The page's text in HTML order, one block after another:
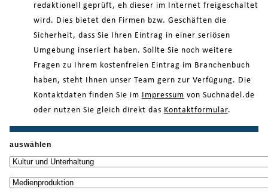
redaktionell geprüft, eh dieser im Internet freigeschaltet
wird. Dies bietet den Firmen bzw. Geschäften die
Sicherheit, dass Sie Ihren Eintrag in einer seriösen
Umgebung inseriert haben. Sollte Sie noch weitere
Fragen zu Ihrem kostenfreien Eintrag im Branchenbuch
haben, steht Ihnen unser Team gern zur Verfügung. Die
Kontaktdaten finden Sie im
Impressum von Suchnadel.de
oder nutzen Sie gleich direkt das Kontaktformular.
auswählen